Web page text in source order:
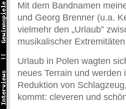
Mit dem Bandnamen
und Georg Brenner (u.a.
vielmehr den „Urlaub”
musikalischer
Urlaub in Polen wagten
neues Terrain und
Reduktion von
kommt: cleveren und